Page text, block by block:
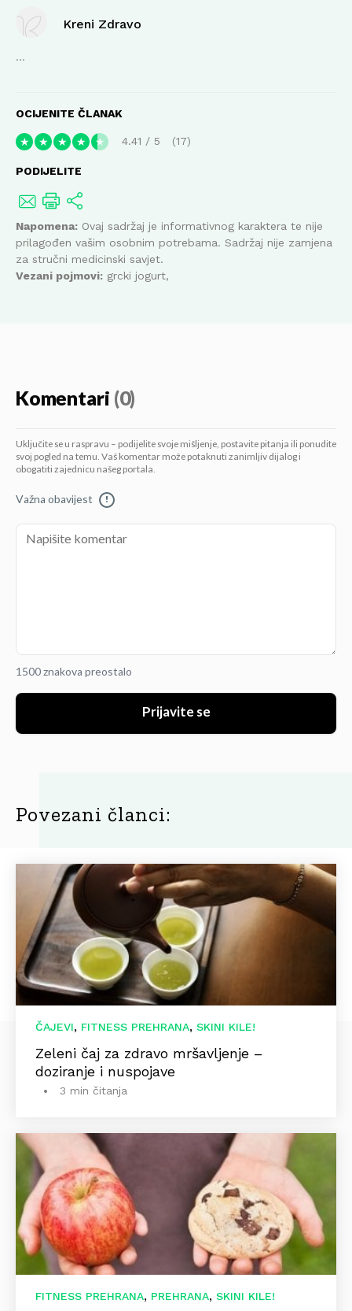
Kreni Zdravo
...
OCIJENITE ČLANAK
★ ★ ★ ★ ★ 4.41 / 5 17
PODIJELITE
Napomena: Ovaj sadržaj je informativnog karaktera te nije
prilagođen vašim osobnim potrebama. Sadržaj nije zamjena
za stručni medicinski savjet.
Vezani pojmovi: grcki jogurt,
Komentari (0)
Uključite se u raspravu – podijelite svoje mišljenje, postavite pitanja ili ponudite
svoj pogled na temu. Vaš komentar može potaknuti zanimljiv dijalog i
obogatiti zajednicu našeg portala.
Važna obavijest !
1500 znakova preostalo
Prijavite se
Povezani članci:
ČAJEVI, FITNESS PREHRANA, SKINI KILE!
Zeleni čaj za zdravo mršavljenje –
doziranje i nuspojave
3 min čitanja
FITNESS PREHRANA, PREHRANA, SKINI KILE!